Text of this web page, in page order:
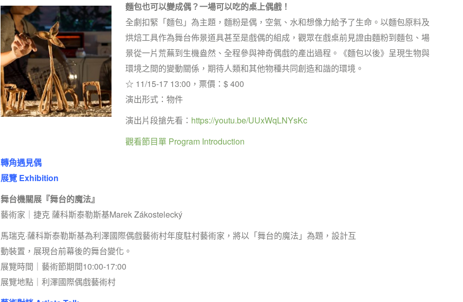
麵包也可以變成偶？一場可以吃的桌上偶戲！
全劇扣緊「麵包」為主題，麵粉是偶，空氣、水和想像力給予了生命。以麵包原料及
烘焙工具作為舞台佈景道具甚至是戲偶的組成，觀眾在戲桌前見證由麵粉到麵包、場
景從一片荒蕪到生機盎然、全程參與神奇偶戲的產出過程。《麵包以後》呈現生物與
環境之間的變動關係，期待人類和其他物種共同創造和諧的環境。
☆ 11/15-17 13:00，票價：$ 400
演出形式：物件
演出片段搶先看： https://youtu.be/UUxWqLNYsKc
觀看節目單 Program Introduction
轉角遇見偶
展覽 Exhibition
舞台機關展『舞台的魔法』
藝術家｜捷克 薩科斯泰勒斯基Marek Zákostelecký
馬瑞克·薩科斯泰勒斯基為利澤國際偶戲藝術村年度駐村藝術家，將以「舞台的魔法」為題，設計互
動裝置，展現台前幕後的舞台變化。
展覽時間｜藝術節期間10:00-17:00
展覽地點｜利澤國際偶戲藝術村